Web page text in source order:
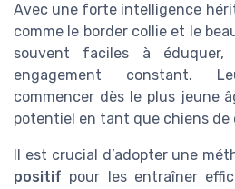
Avec une forte intelligence
comme le border collie et le
souvent faciles à éduquer,
engagement constant.
commencer dès le plus jeune
potentiel en tant que chiens de
Il est crucial d’adopter une
positif pour les entraîner